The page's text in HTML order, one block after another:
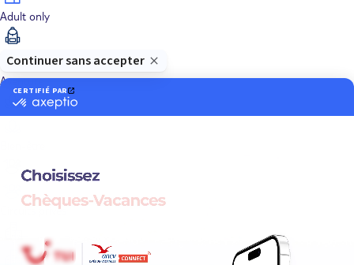
Adult only
Aventure
Circuits privés